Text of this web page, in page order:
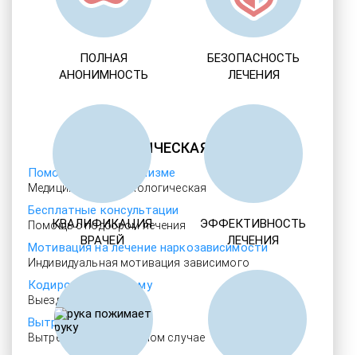
НАРКОЛОГИЧЕСКАЯ ПОМОЩЬ
Помощь при алкоголизме
Медицинская и психологическая
Бесплатные консультации
Помощь с подбором лечения
Мотивация на лечение наркозависимости
Индивидуальная мотивация зависимого
Кодирование на дому
Выезд врача на адрес
Вытрезвитель
Вытрезвление в тяжелом случае
ПОЛНАЯ
АНОНИМНОСТЬ
БЕЗОПАСНОСТЬ
ЛЕЧЕНИЯ
КВАЛИФИКАЦИЯ
ВРАЧЕЙ
ЭФФЕКТИВНОСТЬ
ЛЕЧЕНИЯ